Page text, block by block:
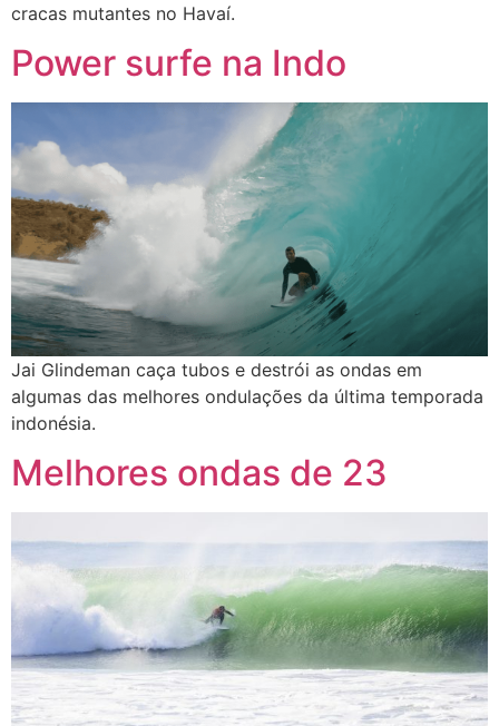
cracas mutantes no Havaí.
Power surfe na Indo
Jai Glindeman caça tubos e destrói as ondas em
algumas das melhores ondulações da última temporada
indonésia.
Melhores ondas de 23